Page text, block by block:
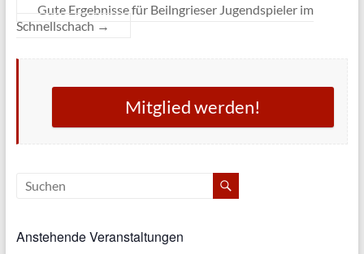
Gute Ergebnisse für Beilngrieser Jugendspieler im
Schnellschach →
Mitglied werden!
Anstehende Veranstaltungen